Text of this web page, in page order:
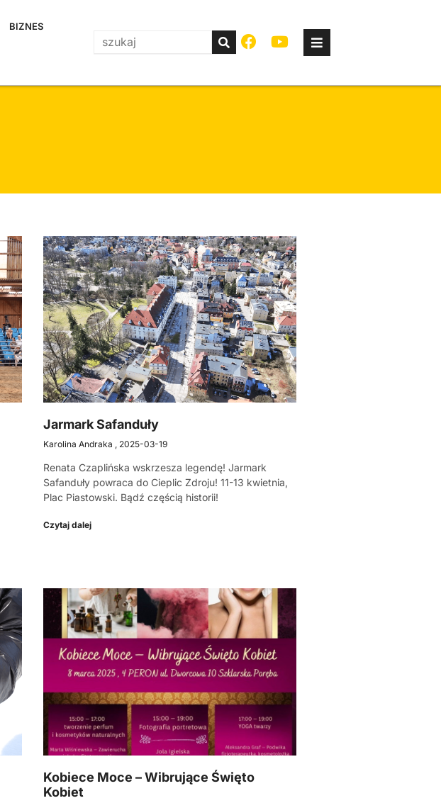
BIZNES
Jarmark Safanduły
Karolina Andraka 2025-03-19
Renata Czaplińska wskrzesza legendę! Jarmark
Safanduły powraca do Cieplic Zdroju! 11-13 kwietnia,
Plac Piastowski. Bądź częścią historii!
Czytaj dalej
Kobiece Moce – Wibrujące Święto
Kobiet